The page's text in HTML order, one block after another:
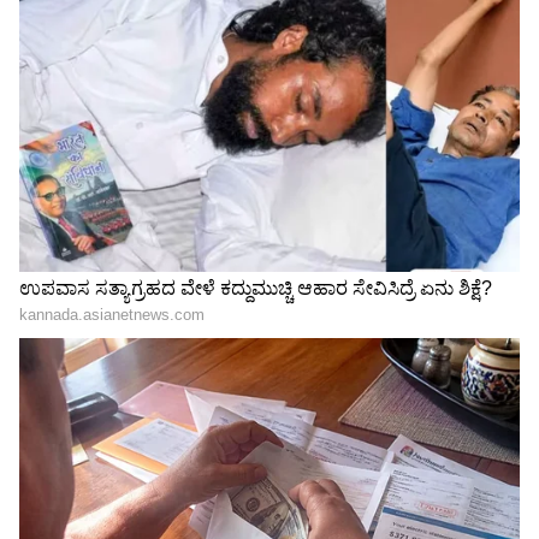
Image Credit : OTHERS
ಮಿಥುನ ರಾಶಿ
ಮಿಥುನ ರಾಶಿಯವರಿಗೆ ಇದರಿಂದ ಲಾಭವಾಗುತ್ತದೆ. ನೀವು
ನಿಮ್ಮ ವೃತ್ತಿಜೀವನದಲ್ಲಿ ಪ್ರಗತಿ ಸಾಧಿಸುವಿರಿ ಮತ್ತು ಕೆಲಸದಲ್ಲಿ
ಹೊಸ ಜವಾಬ್ದಾರಿಗಳನ್ನು ಪಡೆಯುವಿರಿ. ಸಮಾಜದಲ್ಲಿ ನಿಮಗೆ
ಗೌರವ ಸಿಗುತ್ತದೆ. ನಿಮ್ಮ ಆದಾಯ ಹೆಚ್ಚಾಗುತ್ತದೆ ಮತ್ತು ನಿಮ್ಮ
ಮನಸ್ಸು ಸಂತೋಷವಾಗಿರುತ್ತದೆ. ನಿಮ್ಮ ಆರೋಗ್ಯದ ಬಗ್ಗೆ
ಕಾಳಜಿ ವಹಿಸಿ. ಇದನ್ನೂ ಓದಿ - ಗುಪ್ತ ನವರಾತ್ರಿ 2026:
ಆಷಾಢ ಗುಪ್ತ ನವರಾತ್ರಿ ಯಾವಾಗ ಪ್ರಾರಂಭವಾಗುತ್ತದೆ?
ನಿಖರವಾದ ದಿನಾಂಕ ಮತ್ತು ಘಟಸ್ಥಾಪನಾ ಮುಹೂರ್ತವನ್ನು
ತಿಳಿಯಿರಿ.